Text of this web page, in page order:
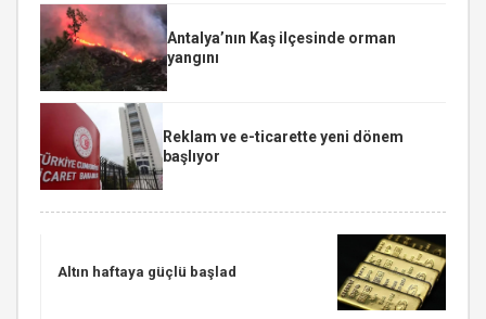
Antalya’nın Kaş ilçesinde orman
yangını
Reklam ve e-ticarette yeni dönem
başlıyor
Altın haftaya güçlü başlad